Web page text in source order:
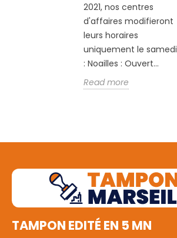
2021, nos centres
d'affaires modifieront
leurs horaires
uniquement le samedi
: Noailles : Ouvert...
Read more
TAMPON EDITÉ EN 5 MN